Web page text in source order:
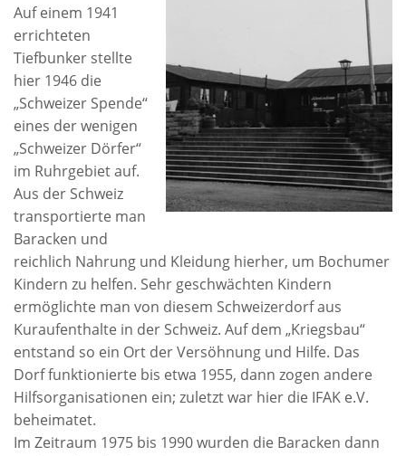
Auf einem 1941
errichteten
Tiefbunker stellte
hier 1946 die
„Schweizer Spende“
eines der wenigen
„Schweizer Dörfer“
im Ruhrgebiet auf.
Aus der Schweiz
transportierte man
Baracken und
reichlich Nahrung und Kleidung hierher, um Bochumer
Kindern zu helfen. Sehr geschwächten Kindern
ermöglichte man von diesem Schweizerdorf aus
Kuraufenthalte in der Schweiz. Auf dem „Kriegsbau“
entstand so ein Ort der Versöhnung und Hilfe. Das
Dorf funktionierte bis etwa 1955, dann zogen andere
Hilfsorganisationen ein; zuletzt war hier die IFAK e.V.
beheimatet.
Im Zeitraum 1975 bis 1990 wurden die Baracken dann